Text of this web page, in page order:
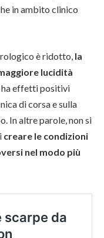
in ambito clinico
è ridotto, la
lucidità
ha effetti positivi
di corsa e sulla
In altre parole, non si
creare le condizioni
nel modo più